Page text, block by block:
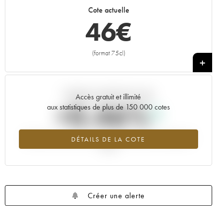
Cote actuelle
46€
(format 75cl)
+
Accès gratuit et illimité
aux statistiques de plus de 150 000 cotes
DÉTAILS DE LA COTE
Tendance actuelle de la cote
+0.46%
Tendance à la hausse du millésime 2015 en 2026 par rapport à
Créer une alerte